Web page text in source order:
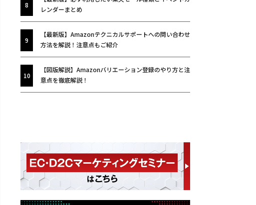
レンダーまとめ
【最新版】Amazonテクニカルサポートへの問い合わせ
方法を解説！注意点もご紹介
【図版解説】Amazonバリエーション登録のやり方と注
意点を徹底解説！